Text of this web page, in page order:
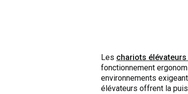
Les chariots
fonctionnement
environnements
élévateurs offrent la